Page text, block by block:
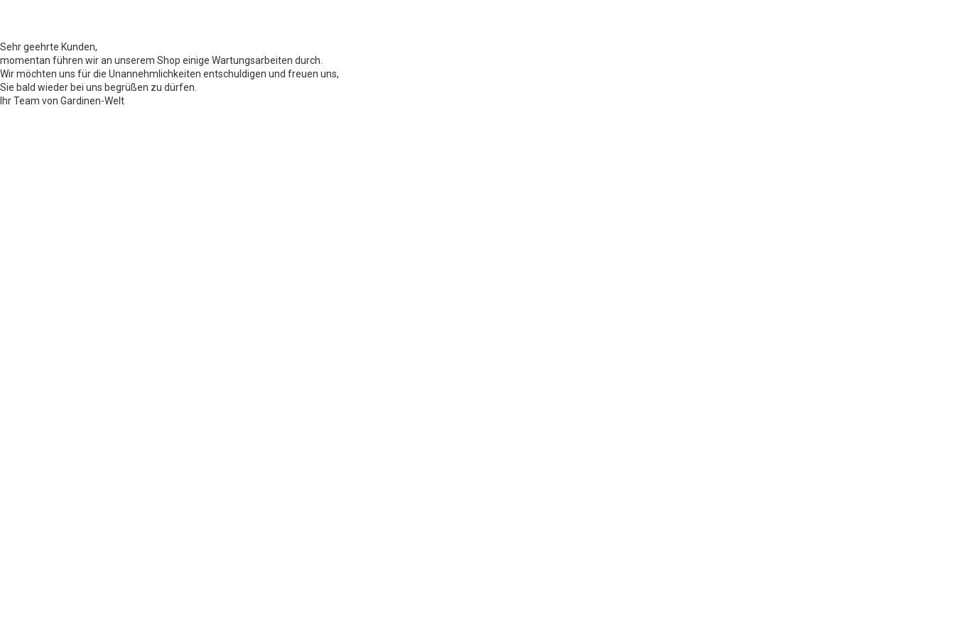
Sehr geehrte Kunden,
momentan führen wir an unserem Shop einige Wartungsarbeiten durch.
Wir möchten uns für die Unannehmlichkeiten entschuldigen und freuen uns,
Sie bald wieder bei uns begrüßen zu dürfen.
Ihr Team von Gardinen-Welt